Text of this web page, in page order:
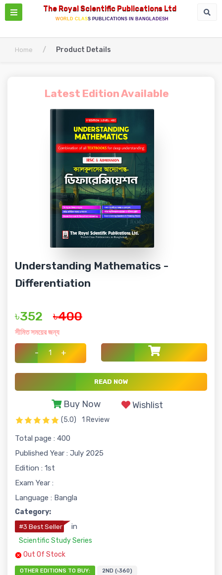
The Royal Scientific Publications Ltd
WORLD CLASS PUBLICATIONS IN BANGLADESH
Home / Product Details
Latest Edition Available
Understanding Mathematics -
Differentiation
৳352 ৳400
সীমিত সময়ের জন্য
- +
READ NOW
Buy Now Wishlist
(5.0) 1 Review
Total page : 400
Published Year : July 2025
Edition : 1st
Exam Year :
Language : Bangla
Category:
#3 Best Seller in
Scientific Study Series
Out Of Stock
OTHER EDITIONS TO BUY: 2ND (৳360)